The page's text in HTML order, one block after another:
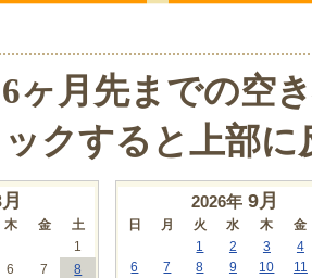
ヶ月先までの空
クすると上部に
月
木 金
土
1
6 7
8
2026年 9月
日 月 火 水 木
金
1
2 3
4
6
7 8 9 10
11